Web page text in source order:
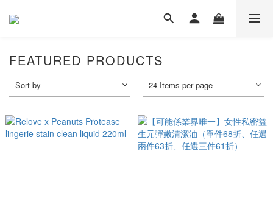
FEATURED PRODUCTS
Sort by 24 Items per page